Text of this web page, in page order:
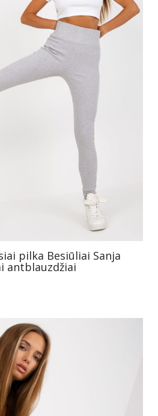
pilka Besiūliai Sanja
antblauzdžiai